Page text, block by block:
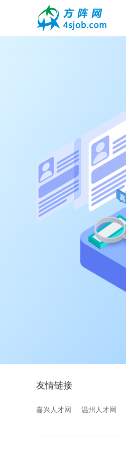
友情链接
嘉兴人才网 温州人才网